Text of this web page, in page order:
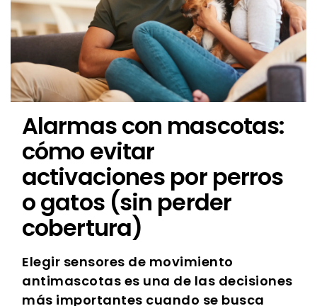
Alarmas con mascotas:
cómo evitar
activaciones por perros
o gatos (sin perder
cobertura)
Elegir sensores de movimiento
antimascotas es una de las decisiones
más importantes cuando se busca